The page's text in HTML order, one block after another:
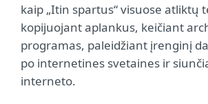
kaip „Itin spartus“ visuose atliktų
kopijuojant aplankus, keičiant
programas, paleidžiant įrenginį
po internetines svetaines ir
interneto.